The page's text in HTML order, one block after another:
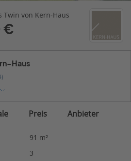
Twin von Kern-Haus
€
Haus
Preis Anbieter
91 m²
3